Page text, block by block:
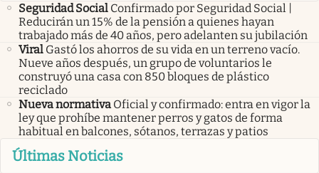
Seguridad Social Confirmado por Seguridad Social |
Reducirán un 15% de la pensión a quienes hayan
trabajado más de 40 años, pero adelanten su jubilación
Viral Gastó los ahorros de su vida en un terreno vacío.
Nueve años después, un grupo de voluntarios le
construyó una casa con 850 bloques de plástico
reciclado
Nueva normativa Oficial y confirmado: entra en vigor la
ley que prohíbe mantener perros y gatos de forma
habitual en balcones, sótanos, terrazas y patios
Últimas Noticias